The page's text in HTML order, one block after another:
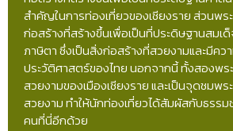
สำคัญในการท่องเที่ยวของเชียงราย ส่วนพร
ก่อสร้างที่สร้างขึ้นเพื่อเป็นที่ประดิษฐานสมเด็
ภาษิตา ซึ่งเป็นสิ่งก่อสร้างที่สวยงามและมีค
ประวัติศาสตร์ของไทย นอกจากนี้ ทั้งสองพร
สวยงามของเมืองเชียงราย และเป็นจุดชมพ
สวยงาม ทำให้นักท่องเที่ยวได้สัมผัสกับธรรม
คนที่นี่อีกด้วย